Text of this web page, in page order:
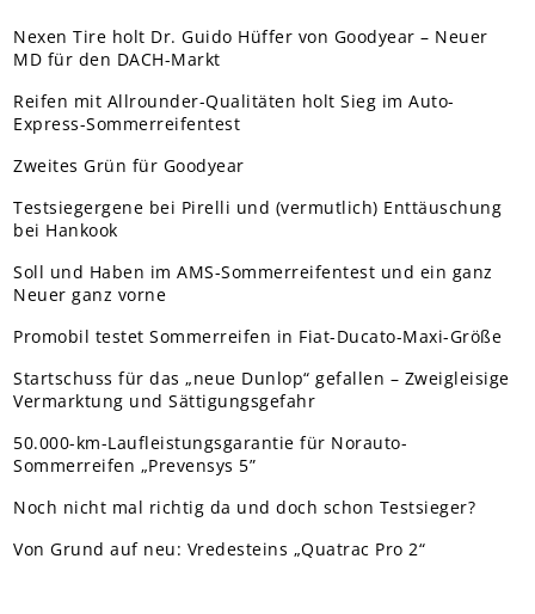
Nexen Tire holt Dr. Guido Hüffer von Goodyear – Neuer
MD für den DACH-Markt
Reifen mit Allrounder-Qualitäten holt Sieg im Auto-
Express-Sommerreifentest
Zweites Grün für Goodyear
Testsiegergene bei Pirelli und (vermutlich) Enttäuschung
bei Hankook
Soll und Haben im AMS-Sommerreifentest und ein ganz
Neuer ganz vorne
Promobil testet Sommerreifen in Fiat-Ducato-Maxi-Größe
Startschuss für das „neue Dunlop“ gefallen – Zweigleisige
Vermarktung und Sättigungsgefahr
50.000-km-Laufleistungsgarantie für Norauto-
Sommerreifen „Prevensys 5”
Noch nicht mal richtig da und doch schon Testsieger?
Von Grund auf neu: Vredesteins „Quatrac Pro 2“